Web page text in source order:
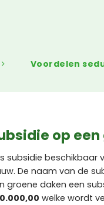
Voordelen
op
subsidie
De naam van de
groene daken een
welke wordt